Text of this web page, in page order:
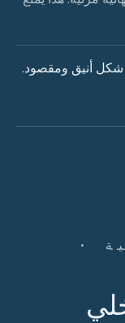
شكل أنيق ومقصود.
·